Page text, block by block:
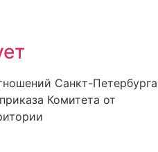
Санкт-Петербурга
Комитета от